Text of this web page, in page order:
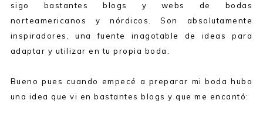
sigo bastantes blogs y webs de bodas
norteamericanos y nórdicos. Son absolutamente
inspiradores, una fuente inagotable de ideas para
adaptar y utilizar en tu propia boda.
Bueno pues cuando empecé a preparar mi boda hubo
una idea que vi en bastantes blogs y que me encantó: